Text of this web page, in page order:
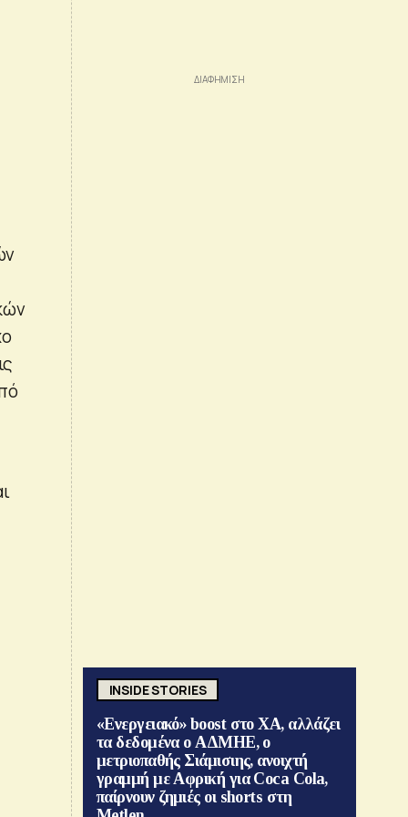
INSIDE STORIES
«Ενεργειακό» boost στο ΧΑ, αλλάζει
τα δεδομένα ο ΑΔΜΗΕ, ο
μετριοπαθής Σιάμισιης, ανοιχτή
γραμμή με Αφρική για Coca Cola,
παίρνουν ζημιές οι shorts στη